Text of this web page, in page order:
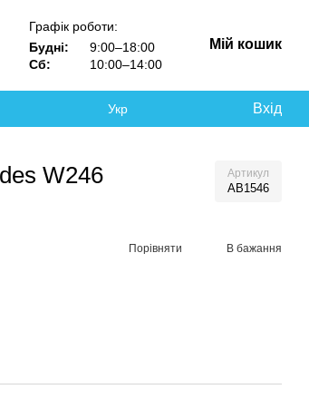
Графік роботи:
Будні:
9:00–18:00
Сб:
10:00–14:00
Мій кошик
Укр Вхід
W246 Артикул
AB1546
Порівняти В бажання